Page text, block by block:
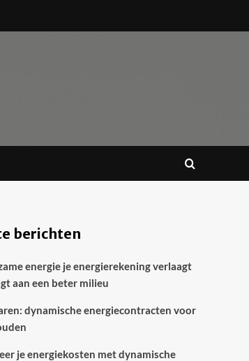
berichten
energie je energierekening verlaagt
aan een beter milieu
dynamische energiecontracten voor
je energiekosten met dynamische